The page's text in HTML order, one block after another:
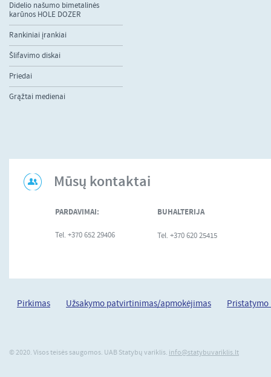
Didelio našumo bimetalinės
karūnos HOLE DOZER
Rankiniai įrankiai
Šlifavimo diskai
Priedai
Grąžtai medienai
Mūsų kontaktai
PARDAVIMAI:
Tel. +370 652 29406
BUHALTERIJA
Tel. +370 620 25415
Pirkimas Užsakymo patvirtinimas/apmokėjimas Pristatymo
© 2020. Visos teisės saugomos. UAB Statybų variklis. info@statybuvariklis.lt